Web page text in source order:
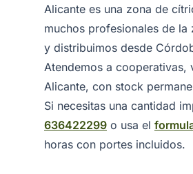
Alicante es una zona de
muchos profesionales de
y distribuimos desde
Atendemos a
Alicante, con stock
Si necesitas una cantidad
636422299 o usa el
horas con portes incluidos.